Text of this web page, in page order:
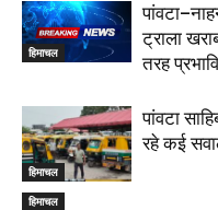
हिमाचल
ट्राला
तरह
हिमाचल
पांवटा
रहे कई
हिमाचल